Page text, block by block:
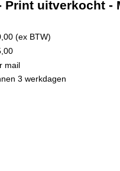
Print uitverkocht -
(ex BTW)
mail
3 werkdagen